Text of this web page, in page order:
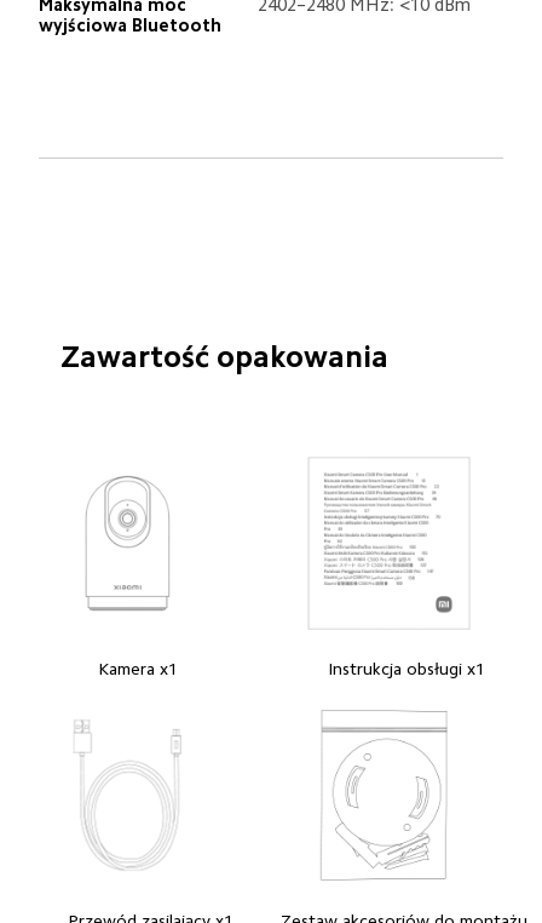
Maksymalna moc
wyjściowa Bluetooth
2402–2480 MHz: <10 dBm
Zawartość opakowania
Kamera x1 Instrukcja obsługi x1